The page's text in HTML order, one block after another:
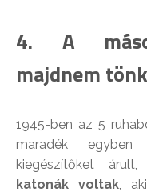
4. A
majdnem
1945-ben az 5
maradék
kiegészítőket árult,
katonák voltak,